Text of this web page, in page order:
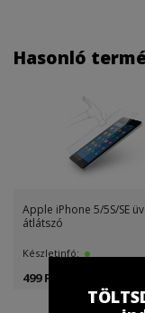
Hasonló
Apple iPhone 5/5S/SE
átlátszó
Készletinfó:
499 Ft